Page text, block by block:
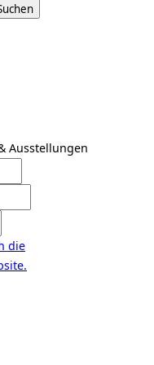
Ausstellungen
die